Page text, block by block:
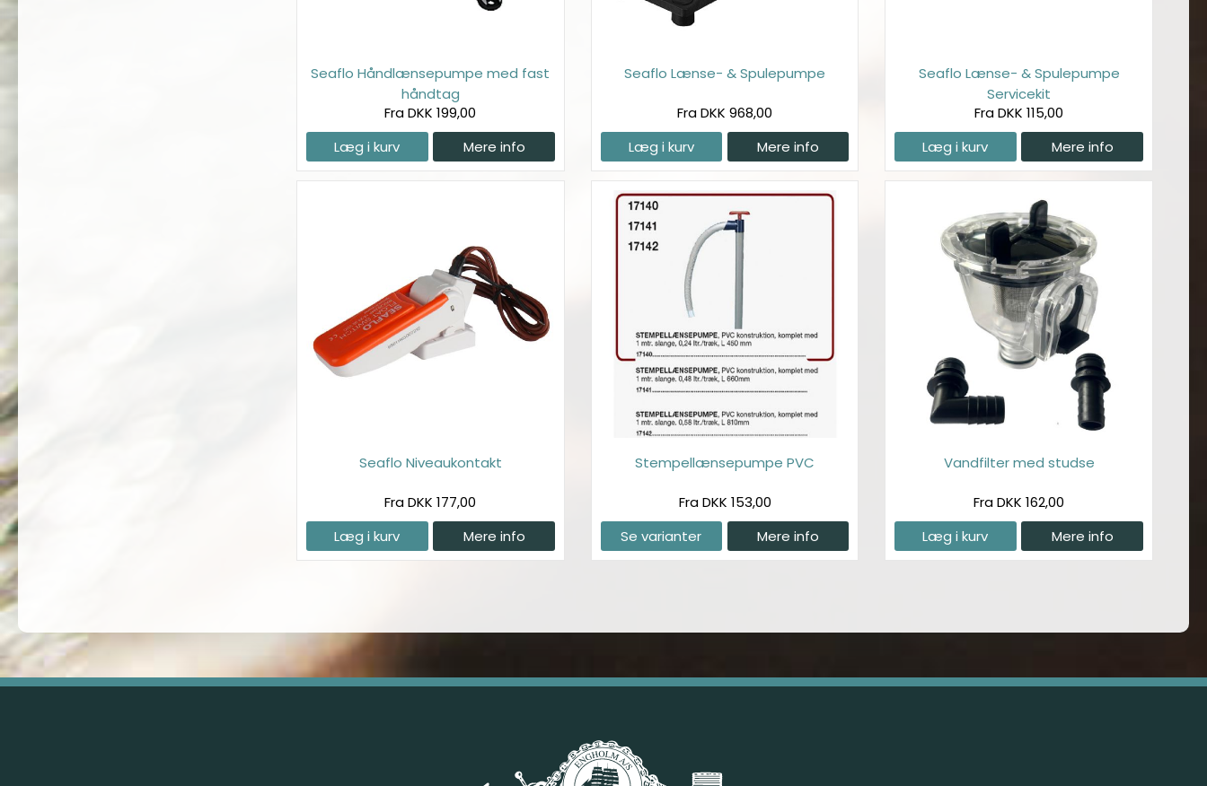
Seaflo Håndlænsepumpe med fast
håndtag
Fra DKK 199,00
Læg i kurv
Mere info
Seaflo Lænse- & Spulepumpe
Fra DKK 968,00
Læg i kurv
Mere info
Seaflo Lænse- & Spulepumpe
Servicekit
Fra DKK 115,00
Læg i kurv
Mere info
Seaflo Niveaukontakt
Fra DKK 177,00
Læg i kurv
Mere info
Stempellænsepumpe PVC
Fra DKK 153,00
Se varianter
Mere info
Vandfilter med studse
Fra DKK 162,00
Læg i kurv
Mere info